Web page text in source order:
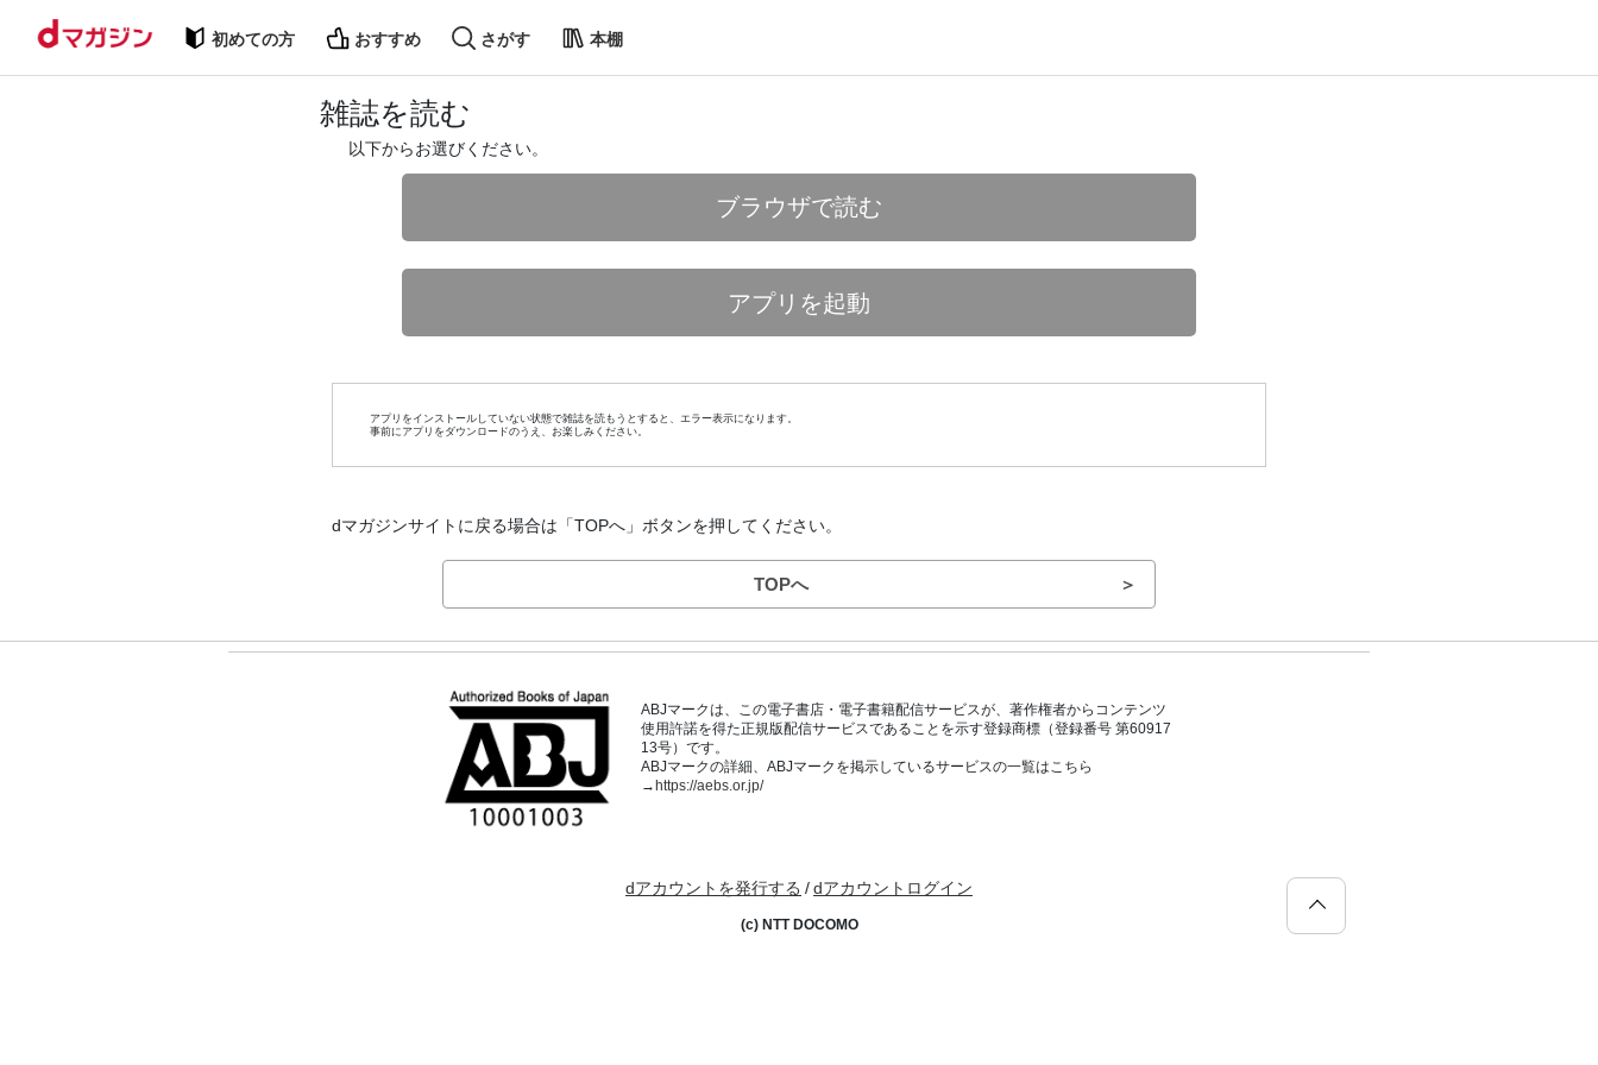
初めての方 おすすめ さがす 本棚
雑誌を読む
以下からお選びください。
ブラウザで読む
アプリを起動
アプリをインストールしていない状態で雑誌を読もうとすると、エラー表示になります。
事前にアプリをダウンロードのうえ、お楽しみください。
dマガジンサイトに戻る場合は「TOPへ」ボタンを押してください。
TOPへ ＞
ABJマークは、この電子書店・電子書籍配信サービスが、著作権者からコンテンツ
使用許諾を得た正規版配信サービスであることを示す登録商標（登録番号 第60917
13号）です。
ABJマークの詳細、ABJマークを掲示しているサービスの一覧はこちら
→https://aebs.or.jp/
dアカウントを発行する /dアカウントログイン
(c) NTT DOCOMO